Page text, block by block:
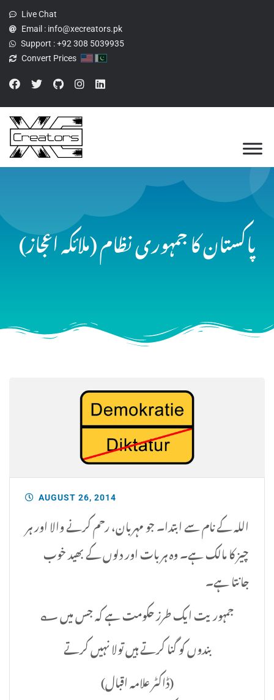
Live Chat
Email : info@xecreators.pk
Support :+92 308 5039935
Convert Prices
پاکستان کا جمہوری نظام (ملائکہ اعجاز)
AUGUST 26, 2014
اللہ کے نام سے ابتدا۔ جو مہربان، رحم کرنے والا اور ہر
چیز کا مالک ہے۔ وہ ہر بات اور دلوں کے بھید خوب
جانتا ہے۔
جمہوریت ایک طرز حکومت ہے کہ جس میں ؎
بندوں کو گنا کرتے ہیں تولا نہیں کرتے
(ڈاکٹر علامہ اقبال)